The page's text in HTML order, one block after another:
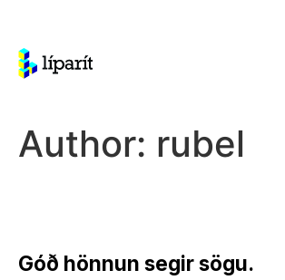
Author: rubel
Góð hönnun segir sögu.